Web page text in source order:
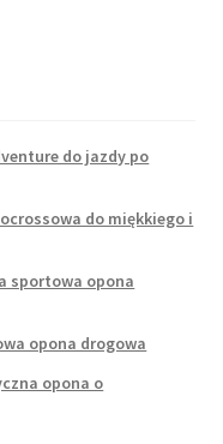
do jazdy po
do miękkiego i
sportowa opona
opona drogowa
opona o